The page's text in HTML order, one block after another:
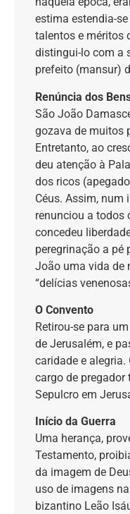
estima estendia-
talentos e méritos
distingui-lo com a
prefeito (mansur)
Renúncia dos
São João
gozava de muitos
Entretanto, ao
deu atenção à
dos ricos
Céus. Assim, num
renunciou a todos
concedeu
peregrinação a pé
João uma vida de
“delícias
O Convento
Retirou-se para
de Jerusalém, e
caridade e alegria.
cargo de
Sepulcro em
Início da Guerra
Uma herança,
Testamento,
da imagem de
uso de imagens
bizantino Leão